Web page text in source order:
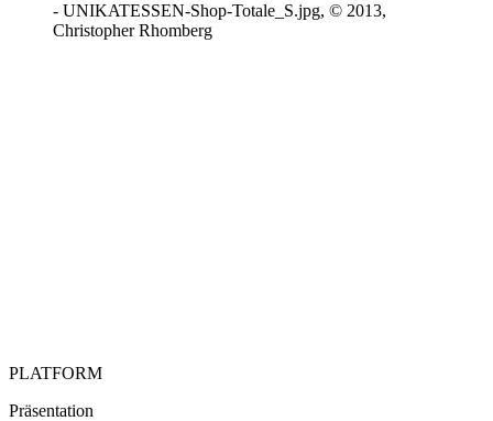
- UNIKATESSEN-Shop-Totale_S.jpg, © 2013,
Christopher Rhomberg
PLATFORM
Präsentation